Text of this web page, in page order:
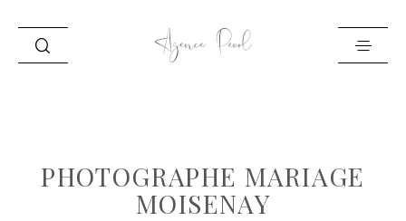
PORTFOLIO
PHOTOGRAPHE MARIAGE
MOISENAY